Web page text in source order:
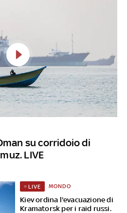
su corridoio di
LIVE
Kiev ordina l'evacuazione di
Kramatorsk per i raid russi.
LIVE MONDO